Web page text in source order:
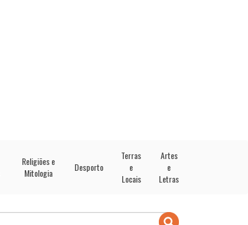
Religiões e
Mitologia
Desporto
Terras
e
Locais
Artes
e
Letras